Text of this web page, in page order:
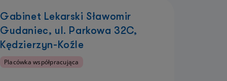
Gabinet Lekarski Sławomir
Gudaniec, ul. Parkowa 32C,
Kędzierzyn-Koźle
Placówka współpracująca